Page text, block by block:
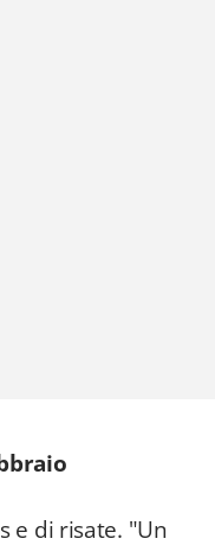
e di risate. "Un